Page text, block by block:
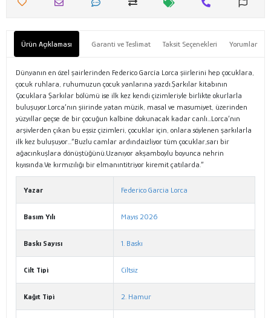
Ürün Açıklaması Garanti ve Teslimat Taksit Seçenekleri Yorumlar
Dünyanın en özel şairlerinden Federico García Lorca şiirlerini hep çocuklara,
çocuk ruhlara, ruhumuzun çocuk yanlarına yazdı.Şarkılar kitabının
Çocuklara Şarkılar bölümü ise ilk kez kendi çizimleriyle birlikte okurlarla
buluşuyor.Lorca’nın şiirinde yatan müzik, masal ve masumiyet, üzerinden
yüzyıllar geçse de bir çocuğun kalbine dokunacak kadar canlı...Lorca’nın
arşivlerden çıkan bu eşsiz çizimleri, çocuklar için, onlara söylenen şarkılarla
ilk kez buluşuyor...“Buzlu camlar ardındaizliyor tüm çocuklar,sarı bir
ağacınkuşlara dönüştüğünü.Uzanıyor akşamboylu boyunca nehrin
kıyısında.Ve kırmızılığı bir elmanıntitriyor kiremit çatılarda.”
Yazar Federico Garcia Lorca
Basım Yılı Mayıs 2026
Baskı Sayısı 1. Baskı
Cilt Tipi Ciltsiz
Kağıt Tipi 2. Hamur